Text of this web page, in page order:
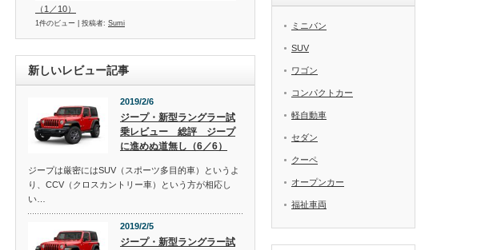
（1／10）
1件のビュー 投稿者: Sumi
新しいレビュー記事
2019/2/6
ジープ・新型ラングラー試
乗レビュー 総評 ジープ
に進めぬ道無し（6／6）
ジープは厳密にはSUV（スポーツ多目的車）というよ
り、CCV（クロスカントリー車）という方が相応し
い…
2019/2/5
ジープ・新型ラングラー試
ミニバン
SUV
ワゴン
コンパクトカー
軽自動車
セダン
クーペ
オープンカー
福祉車両